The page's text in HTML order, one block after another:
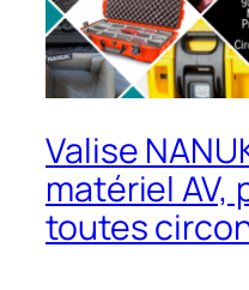
Valise
matériel AV,
toutes